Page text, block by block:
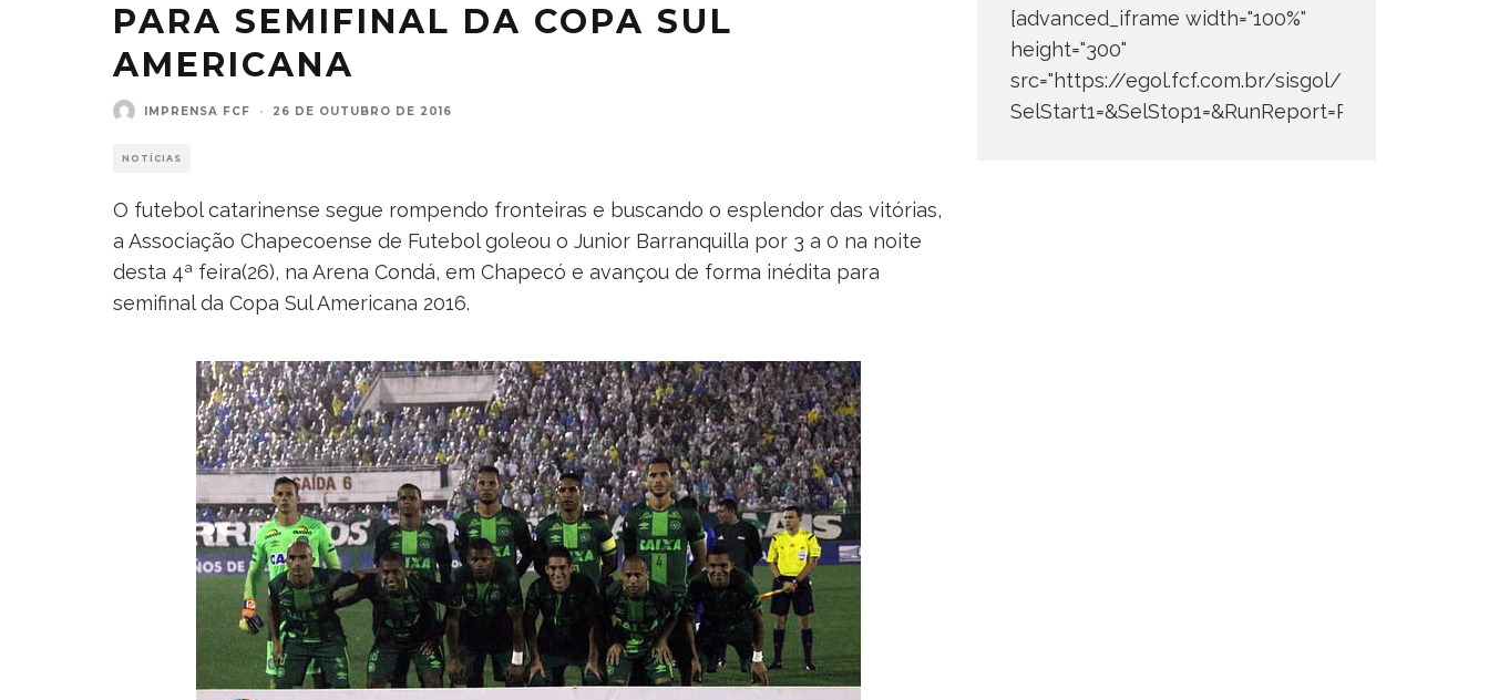
PARA SEMIFINAL DA COPA SUL
AMERICANA
IMPRENSA FCF · 26 DE OUTUBRO DE 2016
NOTÍCIAS
O futebol catarinense segue rompendo fronteiras e buscando o esplendor das vitórias,
a Associação Chapecoense de Futebol goleou o Junior Barranquilla por 3 a 0 na noite
desta 4ª feira(26), na Arena Condá, em Chapecó e avançou de forma inédita para
semifinal da Copa Sul Americana 2016.
[advanced_iframe width="100%"
height="300"
src="https://egol.fcf.com.br/sisgol/
SelStart1=&SelStop1=&RunReport=Run+Report"]